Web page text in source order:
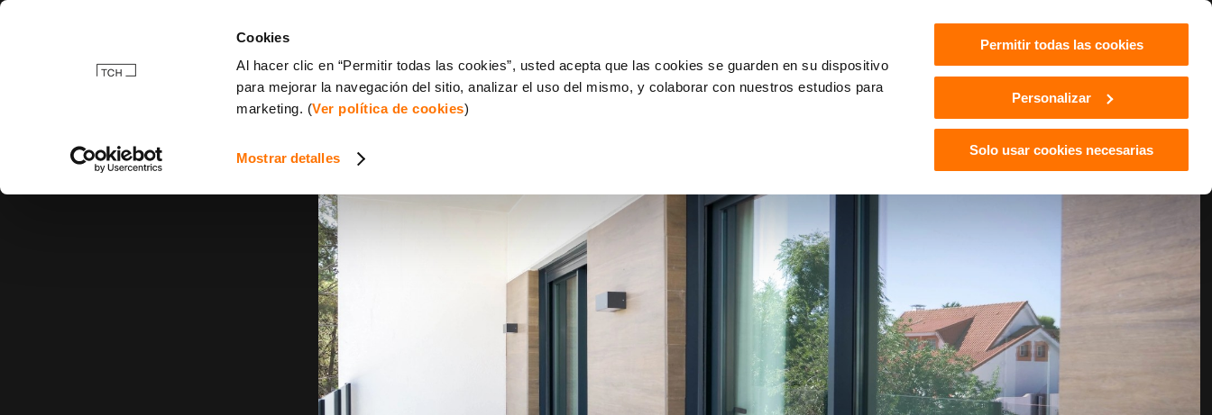
Cookies
Al hacer clic en “Permitir todas las cookies”, usted acepta que las cookies se guarden en su dispositivo
para mejorar la navegación del sitio, analizar el uso del mismo, y colaborar con nuestros estudios para
marketing. (Ver política de cookies)
Mostrar detalles
Permitir todas las cookies
Personalizar
Solo usar cookies necesarias